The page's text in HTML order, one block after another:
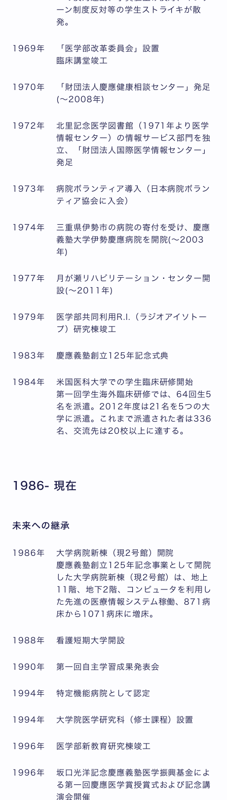
ーン制度反対等の学生ストライキが散
発。
1969年
「医学部改革委員会」設置
臨床講堂竣工
1970年
「財団法人慶應健康相談センター」発足
(～2008年)
1972年
北里記念医学図書館（1971年より医学
情報センター）の情報サービス部門を独
立、「財団法人国際医学情報センター」
発足
1973年
病院ボランティア導入（日本病院ボラン
ティア協会に入会）
1974年
三重県伊勢市の病院の寄付を受け、慶應
義塾大学伊勢慶應病院を開院(～2003
年)
1977年
月が瀬リハビリテーション・センター開
設(～2011年)
1979年
医学部共同利用R.I.（ラジオアイソトー
プ）研究棟竣工
1983年 慶應義塾創立125年記念式典
1984年
米国医科大学での学生臨床研修開始
第一回学生海外臨床研修では、64回生5
名を派遣。2012年度は21名を5つの大
学に派遣。これまで派遣された者は336
名、交流先は20校以上に達する。
1986- 現在
未来への継承
1986年
大学病院新棟（現2号館）開院
慶應義塾創立125年記念事業として開院
した大学病院新棟（現2号館）は、地上
11階、地下2階、コンピュータを利用し
た先進の医療情報システム稼働、871病
床から1071病床に増床。
1988年 看護短期大学開設
1990年 第一回自主学習成果発表会
1994年 特定機能病院として認定
1994年 大学院医学研究科（修士課程）設置
1996年 医学部新教育研究棟竣工
1996年
坂口光洋記念慶應義塾医学振興基金によ
る第一回慶應医学賞授賞式および記念講
演会開催